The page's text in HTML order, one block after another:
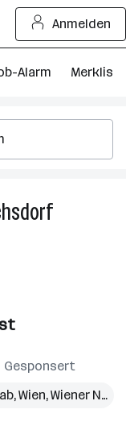
Anmelden
Alarm Merkliste
120
Gesponsert
,Wien,Wiener Neudorf